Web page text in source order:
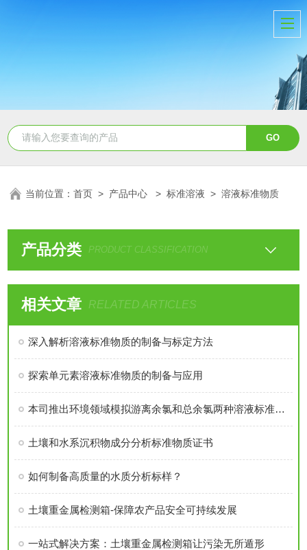
当前位置：首页 > 产品中心 >标准溶液 >溶液标准物质
产品分类 PRODUCT CLASSIFICATION
相关文章 RELATED ARTICLES
深入解析溶液标准物质的制备与标定方法
探索单元素溶液标准物质的制备与应用
本司推出环境领域模拟游离余氯和总余氯两种溶液标准物质
土壤和水系沉积物成分分析标准物质证书
如何制备高质量的水质分析标样？
土壤重金属检测箱-保障农产品安全可持续发展
一站式解决方案：土壤重金属检测箱让污染无所遁形